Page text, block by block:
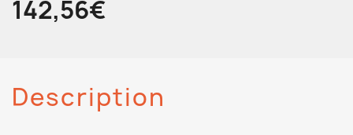
142,56€
Description